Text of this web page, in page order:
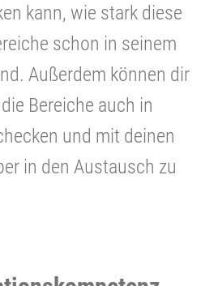
kann, wie stark diese
schon in seinem
Außerdem können dir
Bereiche auch in
und mit deinen
in den Austausch zu